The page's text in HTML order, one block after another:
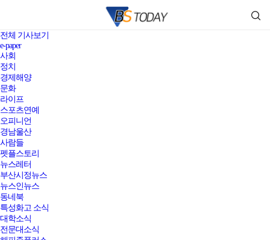
전체 기사보기
e-paper
사회
정치
경제해양
문화
라이프
스포츠연예
오피니언
경남울산
사람들
펫플스토리
뉴스레터
부산시정뉴스
뉴스인뉴스
동네북
특성화고 소식
대학소식
전문대소식